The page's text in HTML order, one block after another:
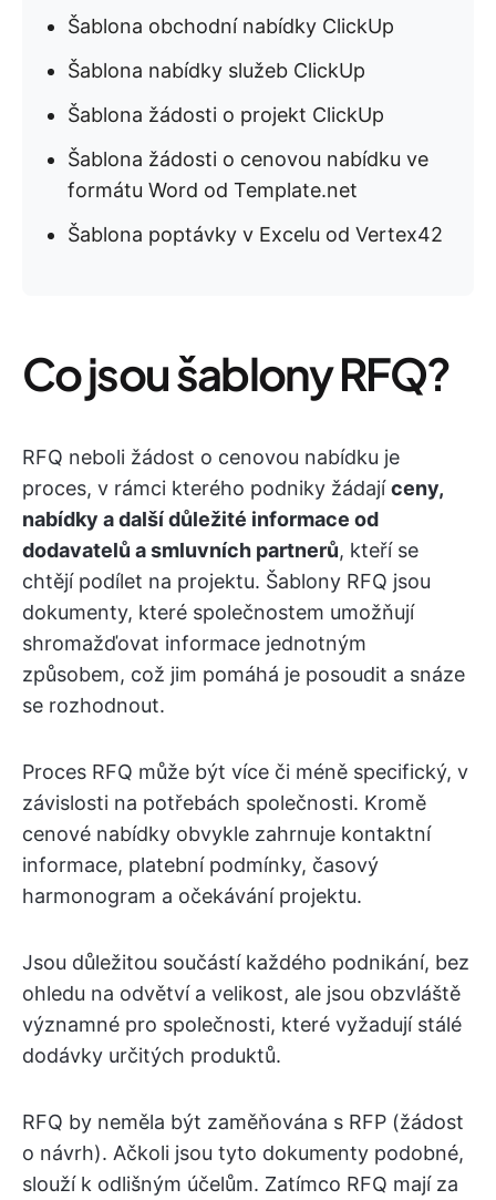
Šablona obchodní nabídky ClickUp
Šablona nabídky služeb ClickUp
Šablona žádosti o projekt ClickUp
Šablona žádosti o cenovou nabídku ve
formátu Word od Template.net
Šablona poptávky v Excelu od Vertex42
Co jsou šablony RFQ?
RFQ neboli žádost o cenovou nabídku je
proces, v rámci kterého podniky žádajíceny,
nabídky a další důležité informace od
dodavatelů a smluvních partnerů, kteří se
chtějí podílet na projektu. Šablony RFQ jsou
dokumenty, které společnostem umožňují
shromažďovat informace jednotným
způsobem, což jim pomáhá je posoudit a snáze
se rozhodnout.
Proces RFQ může být více či méně specifický, v
závislosti na potřebách společnosti. Kromě
cenové nabídky obvykle zahrnuje kontaktní
informace, platební podmínky, časový
harmonogram a očekávání projektu.
Jsou důležitou součástí každého podnikání, bez
ohledu na odvětví a velikost, ale jsou obzvláště
významné pro společnosti, které vyžadují stálé
dodávky určitých produktů.
RFQ by neměla být zaměňována s RFP (žádost
o návrh). Ačkoli jsou tyto dokumenty podobné,
slouží k odlišným účelům. Zatímco RFQ mají za